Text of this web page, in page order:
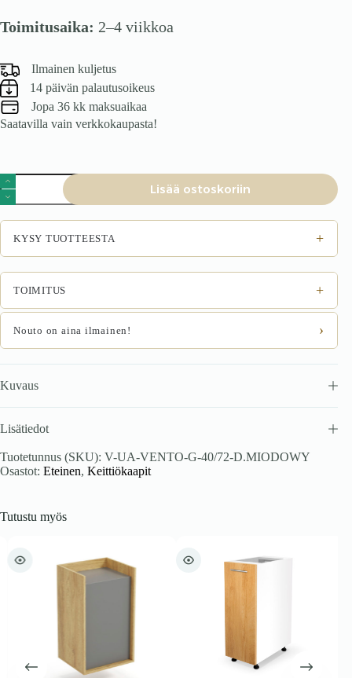
Toimitusaika: 2–4 viikkoa
Ilmainen kuljetus
14 päivän palautusoikeus
Jopa 36 kk maksuaikaa
Saatavilla vain verkkokaupasta!
VENTO
G-
40/72
yläkaappi,
väri:
valkoinen
/
hunajapuurouhe
määrä
Lisää ostoskoriin
KYSY TUOTTEESTA +
TOIMITUS +
Nouto on aina ilmainen! ›
Kuvaus
Lisätiedot
Tuotetunnus (SKU): V-UA-VENTO-G-40/72-D.MIODOWY
Osastot: Eteinen, Keittiökaapit
Tutustu myös